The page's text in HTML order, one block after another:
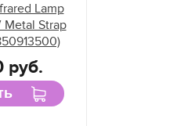
Lamp
Metal Strap
руб.